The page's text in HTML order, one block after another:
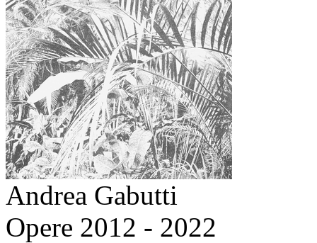
Andrea Gabutti
Opere 2012 - 2022